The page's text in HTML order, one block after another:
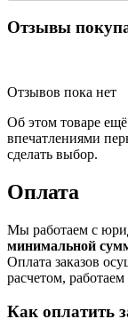
Отзывы
Отзывов пока нет
Об этом товаре
впечатлениями
сделать выбор.
Оплата
Мы работаем с
минимальной
Оплата заказов
расчетом, работаем
Как оплатить